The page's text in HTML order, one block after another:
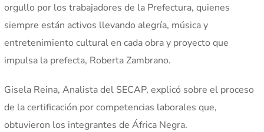
orgullo por los trabajadores de la Prefectura, quienes
siempre están activos llevando alegría, música y
entretenimiento cultural en cada obra y proyecto que
impulsa la prefecta, Roberta Zambrano.
Gisela Reina, Analista del SECAP, explicó sobre el proceso
de la certificación por competencias laborales que,
obtuvieron los integrantes de África Negra.